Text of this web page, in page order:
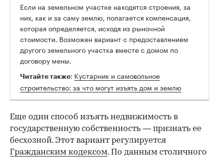
Если на земельном участке находятся строения, за
них, как и за саму землю, полагается компенсация,
которая определяется, исходя из рыночной
стоимости. Возможен вариант с предоставлением
другого земельного участка вместе с домом по
договору мены.
Читайте также: Кустарник и самовольное
строительство: за что могут изъять дом и землю
Еще один способ изъять недвижимость в
государственную собственность — признать ее
бесхозной. Этот вариант регулируется
Гражданским кодексом. По данным столичного